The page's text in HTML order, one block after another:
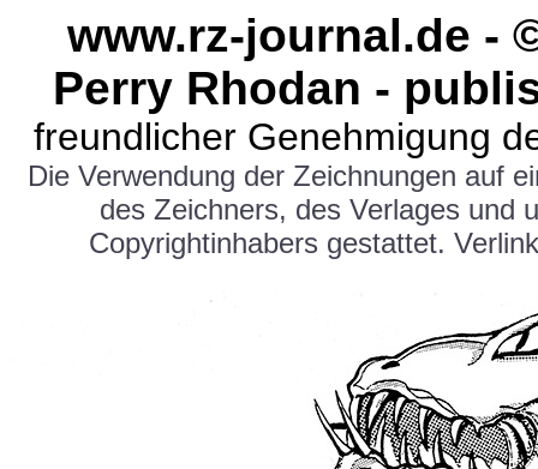
www.rz-journal.de -
Perry Rhodan -
freundlicher Genehmigung
Die Verwendung der Zeichnungen auf
des Zeichners, des Verlages und
Copyrightinhabers gestattet.